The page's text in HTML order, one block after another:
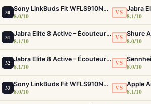
30 Sony LinkBuds Fit WFLS910NW Blanc – Écouteurs Sport Ailes ANC
8.0/10 VS 8.1/10
31 Jabra Elite 8 Active – Écouteurs sport IP68 ultra-robustes et ANC
8.1/10 VS 8.0/10
32 Jabra Elite 8 Active – Écouteurs sport IP68 ultra-robustes et ANC
8.1/10 VS 8.0/10
33 Sony LinkBuds Fit WFLS910NW Blanc – Écouteurs Sport Ailes ANC
8.0/10 VS 8.1/10